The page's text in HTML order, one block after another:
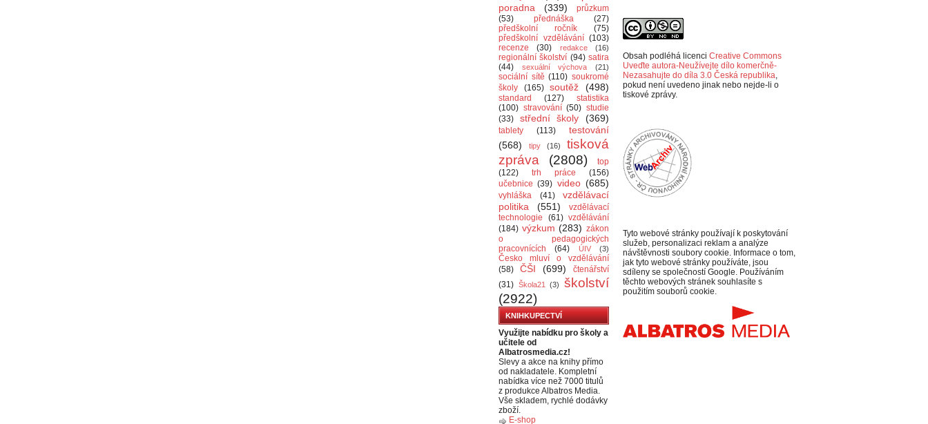
poradna
(339)
průzkum
(53)
přednáška
(27)
předškolní ročník
(75)
předškolní vzdělávání (103)
recenze
(30) redakce (16)
regionální školství (94) satira
(44)
sexuální výchova (21)
sociální sítě (110) soukromé
školy
(165) soutěž (498)
standard (127)
statistika
(100) stravování (50) studie
(33)
střední školy (369)
tablety (113)
testování
(568)
tipy (16)
tisková
zpráva
(2808)
top
(122)
trh práce
(156)
učebnice (39) video (685)
vyhláška (41)
vzdělávací
politika
(551)
vzdělávací
technologie
(61) vzdělávání
(184) výzkum (283) zákon
o pedagogických
pracovnících
(64) ÚIV (3)
Česko mluví o vzdělávání
(58)
ČŠI (699)
čtenářství
(31) Škola21 (3)
školství
(2922)
KNIHKUPECTVÍ
Využijte nabídku pro školy a
učitele od
Albatrosmedia.cz!
Slevy a akce na knihy přímo
od nakladatele. Kompletní
nabídka více než 7000 titulů
z produkce Albatros Media.
Vše skladem, rychlé dodávky
zboží.
E-shop
Obsah podléhá licenci Creative Commons
Uveďte autora-Neužívejte dílo komerčně-
Nezasahujte do díla 3.0 Česká republika
pokud není uvedeno jinak nebo nejde-li o
tiskové zprávy.
Tyto webové stránky používají k poskytování
služeb, personalizaci reklam a analýze
návštěvnosti soubory cookie. Informace o tom,
jak tyto webové stránky používáte, jsou
sdíleny se společností Google. Používáním
těchto webových stránek souhlasíte s
použitím souborů cookie.